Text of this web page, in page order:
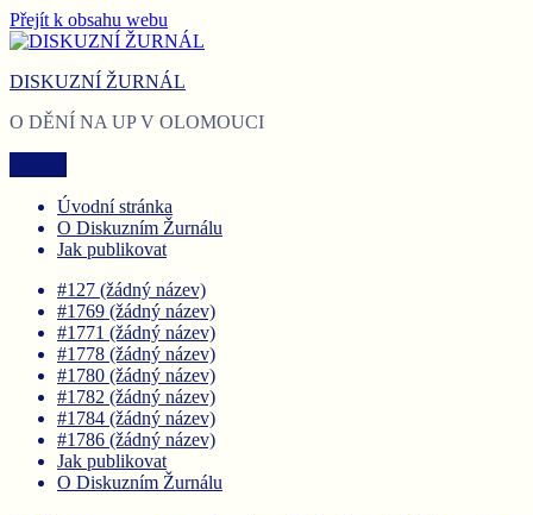
Přejít k obsahu webu
DISKUZNÍ ŽURNÁL
O DĚNÍ NA UP V OLOMOUCI
Úvodní stránka
O Diskuzním Žurnálu
Jak publikovat
#127 (žádný název)
#1769 (žádný název)
#1771 (žádný název)
#1778 (žádný název)
#1780 (žádný název)
#1782 (žádný název)
#1784 (žádný název)
#1786 (žádný název)
Jak publikovat
O Diskuzním Žurnálu